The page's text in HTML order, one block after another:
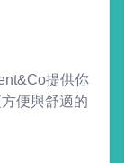
提供你
便與舒適的